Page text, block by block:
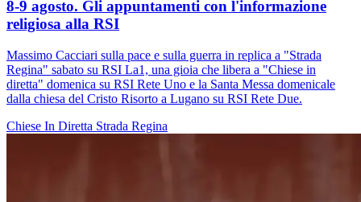
8-9 agosto. Gli appuntamenti con l'informazione
religiosa alla RSI
Massimo Cacciari sulla pace e sulla guerra in replica a "Strada
Regina" sabato su RSI La1, una gioia che libera a "Chiese in
diretta" domenica su RSI Rete Uno e la Santa Messa domenicale
dalla chiesa del Cristo Risorto a Lugano su RSI Rete Due.
Chiese In Diretta Strada Regina